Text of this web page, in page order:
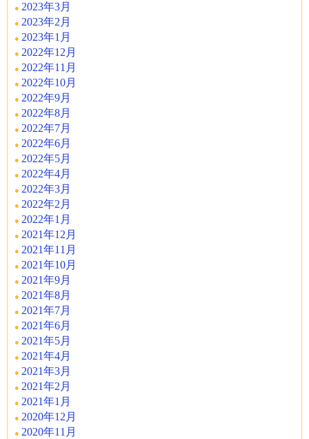
2023年3月
2023年2月
2023年1月
2022年12月
2022年11月
2022年10月
2022年9月
2022年8月
2022年7月
2022年6月
2022年5月
2022年4月
2022年3月
2022年2月
2022年1月
2021年12月
2021年11月
2021年10月
2021年9月
2021年8月
2021年7月
2021年6月
2021年5月
2021年4月
2021年3月
2021年2月
2021年1月
2020年12月
2020年11月